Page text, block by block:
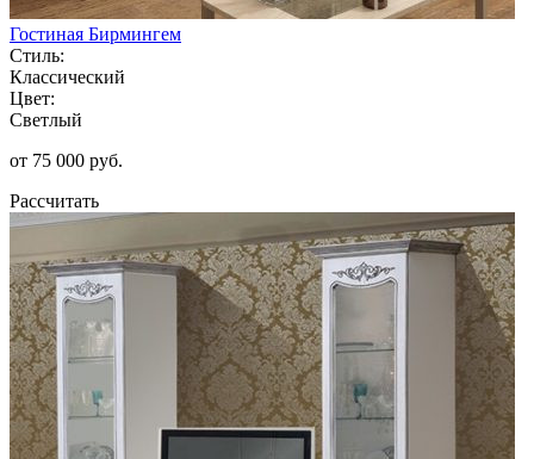
Гостиная Бирмингем
Стиль:
Классический
Цвет:
Светлый
от 75 000 руб.
Рассчитать